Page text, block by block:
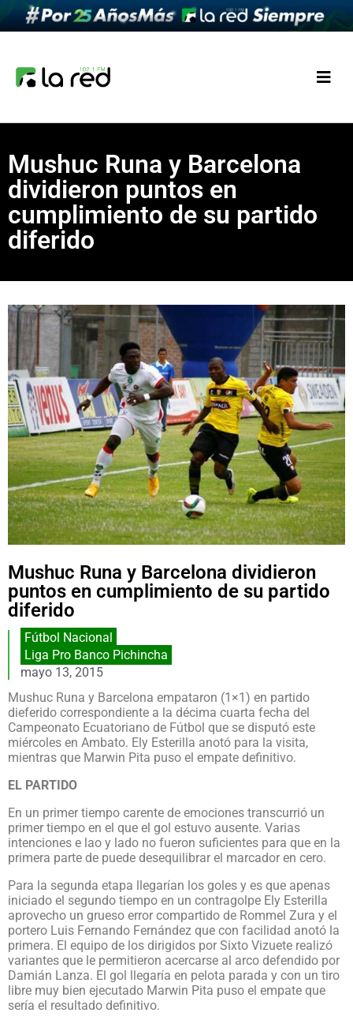
Mushuc Runa y Barcelona
dividieron puntos en
cumplimiento de su partido
diferido
Mushuc Runa y Barcelona dividieron
puntos en cumplimiento de su partido
diferido
Fútbol Nacional
Liga Pro Banco Pichincha
mayo 13, 2015
Mushuc Runa y Barcelona empataron (1×1) en partido
dieferido correspondiente a la décima cuarta fecha del
Campeonato Ecuatoriano de Fútbol que se disputó este
miércoles en Ambato. Ely Esterilla anotó para la visita,
mientras que Marwin Pita puso el empate definitivo.
EL PARTIDO
En un primer tiempo carente de emociones transcurrió un
primer tiempo en el que el gol estuvo ausente. Varias
intenciones e lao y lado no fueron suficientes para que en la
primera parte de puede desequilibrar el marcador en cero.
Para la segunda etapa llegarían los goles y es que apenas
iniciado el segundo tiempo en un contragolpe Ely Esterilla
aprovecho un grueso error compartido de Rommel Zura y el
portero Luis Fernando Fernández que con facilidad anotó la
primera. El equipo de los dirigidos por Sixto Vizuete realizó
variantes que le permitieron acercarse al arco defendido por
Damián Lanza. El gol llegaría en pelota parada y con un tiro
libre muy bien ejecutado Marwin Pita puso el empate que
sería el resultado definitivo.